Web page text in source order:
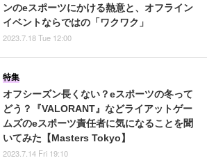
ンのeスポーツにかける熱意と、オフライン
イベントならではの「ワクワク」
2023.7.18 Tue 12:00
オフシーズン長くない？eスポーツの冬って
どう？『VALORANT』などライアットゲー
ムズのeスポーツ責任者に気になることを聞
いてみた【Masters Tokyo】
特集
2023.7.14 Fri 19:10